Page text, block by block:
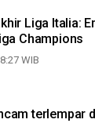
Liga Italia:
Champions
WIB
terlempar